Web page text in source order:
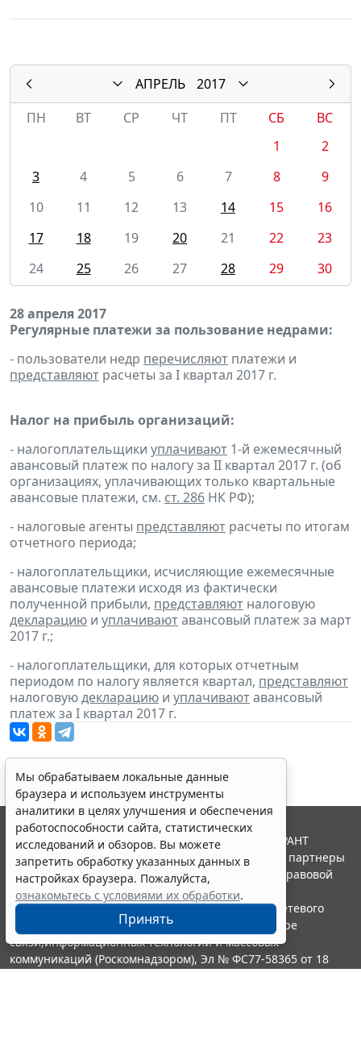
АПРЕЛЬ
2017
ПН
ВТ СР ЧТ ПТ СБ
ВС
1
2
3
4 5 6 7 8
9
10
11 12 13 14 15
16
17
18 19 20 21 22
23
24
25 26 27 28 29 30
28 апреля 2017
Регулярные платежи за пользование недрами:
- пользователи недр перечисляют платежи и
представляют расчеты за I квартал 2017 г.
Налог на прибыль организаций:
- налогоплательщики уплачивают 1-й ежемесячный
авансовый платеж по налогу за II квартал 2017 г. (об
организациях, уплачивающих только квартальные
авансовые платежи, см. ст. 286 НК РФ);
- налоговые агенты представляют расчеты по итогам
отчетного периода;
- налогоплательщики, исчисляющие ежемесячные
авансовые платежи исходя из фактически
полученной прибыли, представляют налоговую
декларацию и уплачиваютавансовый платеж за март
2017 г.;
- налогоплательщики, для которых отчетным
периодом по налогу является квартал, представляют
налоговуюдекларацию и уплачиваютавансовый
платеж за I квартал 2017 г.
Мы обрабатываем локальные данные
браузера и используем инструменты
аналитики в целях улучшения и обеспечения
работоспособности сайта, статистических
исследований и обзоров. Вы можете
запретить обработку указанных данных в
настройках браузера. Пожалуйста,
ознакомьтесь с условиями их обработки.
Принять
© ООО "НПП "ГАРАНТ-СЕРВИС", 2026. Система ГАРАНТ
выпускается с 1990 года. Компания "Гарант" и ее партнеры
являются участниками Российской ассоциации правовой
информации ГАРАНТ.
Портал ГАРАНТ.РУ зарегистрирован в качестве сетевого
издания Федеральной службой по надзору в сфере
связи,информационных технологий и массовых
коммуникаций (Роскомнадзором), Эл № ФС77-58365 от 18